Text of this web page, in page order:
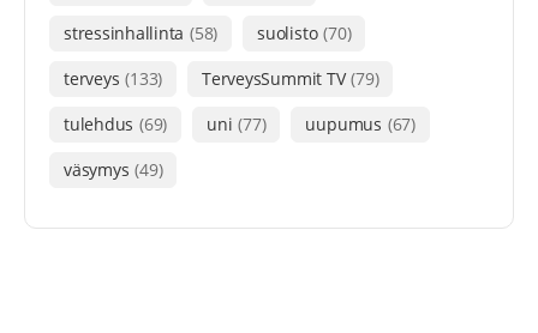
stressinhallinta (58) suolisto (70)
terveys (133) TerveysSummit TV (79)
tulehdus (69) uni (77) uupumus (67)
väsymys (49)